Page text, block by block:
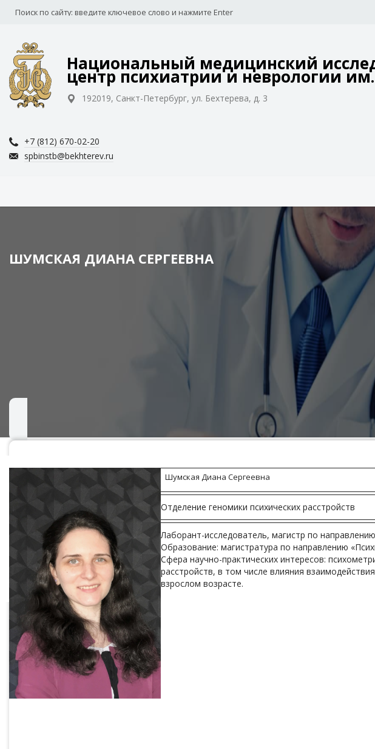
Национальный медицинский
центр психиатрии и неврологии
192019, Санкт-Петербург, ул. Бехтерева, д. 3
+7 (812) 670-02-20
spbinstb@bekhterev.ru
ШУМСКАЯ ДИАНА СЕРГЕЕВНА
Шумская Диана Сергеевна
Отделение геномики психических расстройств
Лаборант-исследователь, магистр по
Образование: магистратура по направлению
Сфера научно-практических интересов:
расстройств, в том числе влияния
взрослом возрасте.